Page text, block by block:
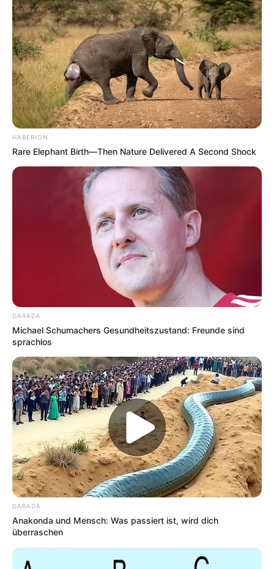
HABERION
Rare Elephant Birth—Then Nature Delivered A Second Shock
DARADA
Michael Schumachers Gesundheitszustand: Freunde sind
sprachlos
DARADA
Anakonda und Mensch: Was passiert ist, wird dich
überraschen